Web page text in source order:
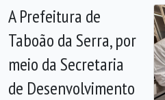
A Prefeitura de
Taboão da Serra, por
meio da Secretaria
de Desenvolvimento